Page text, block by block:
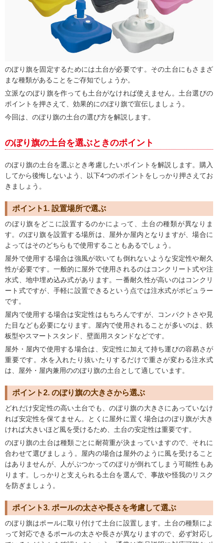
のぼり旗を固定するためには土台が必要です。その土台にもさまざ
まな種類があることをご存知でしょうか。
立派なのぼり旗を作っても土台がなければ使えません。土台選びの
ポイントを押さえて、効果的にのぼり旗で宣伝しましょう。
今回は、のぼり旗の土台の選び方を解説します。
のぼり旗の土台を選ぶときのポイント
のぼり旗の土台を選ぶとき考慮したいポイントを解説します。購入
してから後悔しないよう、以下4つのポイントをしっかり押さえてお
きましょう。
ポイント1. 設置場所で選ぶ
のぼり旗をどこに設置するのかによって、土台の種類が異なりま
す。のぼり旗を設置する場所は、屋外か屋内となりますが、場合に
よってはそのどちらもで使用することもあるでしょう。
屋外で使用する場合は強風が吹いても倒れないような安定性や耐久
性が必要です。一般的に屋外で使用されるのはコンクリート式や注
水式、地中埋め込み式があります。一番耐久性が高いのはコンクリ
ート式ですが、手軽に設置できるという点では注水式がポピュラー
です。
屋内で使用する場合は安定性はもちろんですが、コンパクトさや見
た目なども必要になります。屋内で使用されることが多いのは、鉄
板型やスマートスタンド、壁面用スタンドなどです。
屋外・屋内で使用する場合は、安定性に加えて持ち運びの容易さが
重要です。水を入れたり抜いたりするだけで重さが変わる注水式
は、屋外・屋内兼用ののぼり旗の土台として適しています。
ポイント2. のぼり旗の大きさから選ぶ
どれだけ安定性の高い土台でも、のぼり旗の大きさにあっていなけ
れば安定性を保てません。とくに屋外に置く場合はのぼり旗が大き
ければ大きいほど風を受けるため、土台の安定性は重要です。
のぼり旗の土台は種類ごとに耐荷重が決まっていますので、それに
合わせて選びましょう。屋内の場合は屋外のように風を受けること
はありませんが、人がぶつかってのぼりが倒れてしまう可能性もあ
ります。しっかりと支えられる土台を選んで、事故や怪我のリスク
を防ぎましょう。
ポイント3. ポールの太さや長さを考慮して選ぶ
のぼり旗はポールに取り付けて土台に設置します。土台の種類によ
って対応できるポールの太さや長さが異なりますので、必ず対応し